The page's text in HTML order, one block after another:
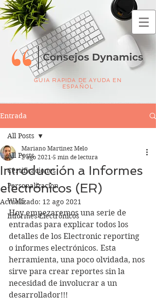
GUIA RAPIDA DE AYUDA EN
ESPAÑOL
Entrada
All Posts
Certificaciones
Personalizacion
WMS
Informes Electrónicos
All Posts
Introducción a Informes
electrónicos (ER)
Mariano Martinez Melo
2 ago 2021 5 min de lectura
Actualizado: 12 ago 2021
Hoy empezaremos una serie de
entradas para explicar todos los
detalles de los Electronic reporting
o informes electrónicos. Esta
herramienta, una poco olvidada, nos
sirve para crear reportes sin la
necesidad de involucrar a un
desarrollador!!!